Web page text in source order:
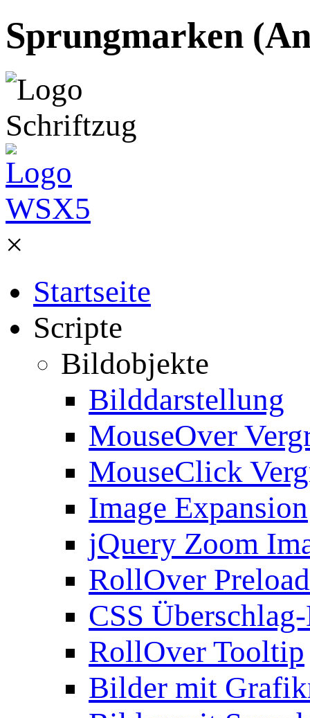
Sprungmarken
×
Startseite
Scripte
Bildobjekte
Bilddarstellung
MouseOver
MouseClick
Image Expansion
jQuery Zoom
RollOver Preload
CSS
RollOver Tooltip
Bilder mit